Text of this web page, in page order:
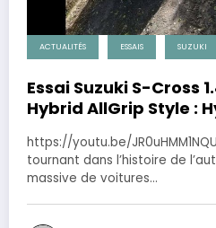
ACTUALITÉS ESSAIS SUZUKI
Essai Suzuki S-Cross
Hybrid AllGrip Style :
https://youtu.be/
tournant dans l’histoire de
massive de voitures…